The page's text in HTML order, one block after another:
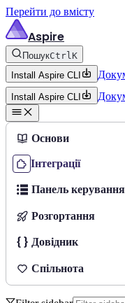
Перейти до вмісту
Aspire
ПошукCtrlK
Install Aspire CLI
Install Aspire CLI
Основи
Інтеграції
Панель керування
Розгортання
Довідник
Спільнота